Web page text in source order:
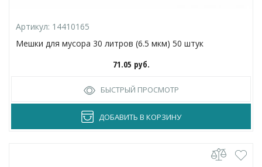
Артикул: 14410165
Мешки для мусора 30 литров (6.5 мкм) 50 штук
71.05 руб.
БЫСТРЫЙ ПРОСМОТР
ДОБАВИТЬ В КОРЗИНУ